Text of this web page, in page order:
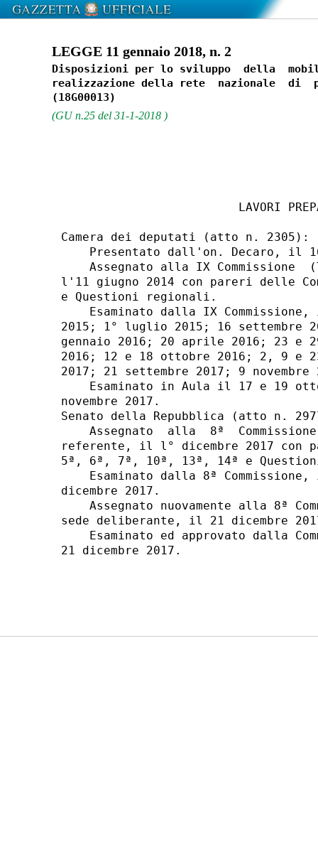
LEGGE 11 gennaio 2018, n. 2
Disposizioni per lo sviluppo  della
realizzazione della rete  nazionale
(GU n.25 del 31-1-2018 )
LAVORI
Camera dei deputati (atto n. 2305):
Presentato dall'on. Decaro, il
Assegnato alla IX Commissione
l'11 giugno 2014 con pareri delle
e Questioni regionali.
Esaminato dalla IX Commissione,
2015; 1° luglio 2015; 16 settembre
gennaio 2016; 20 aprile 2016; 23
2016; 12 e 18 ottobre 2016; 2, 9 e
2017; 21 settembre 2017; 9
Esaminato in Aula il 17 e 19
novembre 2017.
Senato della Repubblica (atto n.
Assegnato  alla  8ª
referente, il l° dicembre 2017 con
5ª, 6ª, 7ª, 10ª, 13ª, 14ª e
Esaminato dalla 8ª Commissione,
dicembre 2017.
Assegnato nuovamente alla 8ª
sede deliberante, il 21 dicembre
Esaminato ed approvato dalla
21 dicembre 2017.